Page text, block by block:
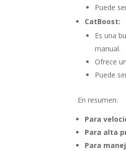
Puede
CatBoost:
Es una
manual.
Ofrece
Puede
En resumen:
Para
Para alta
Para